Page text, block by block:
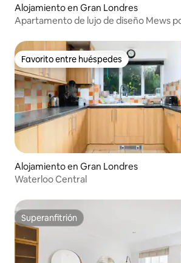
Alojamiento en Gran Londres
Apartamento de lujo de diseño Mews
Favorito entre huéspedes
Favorito entre huéspedes
Alojamiento en Gran Londres
Waterloo Central
Superanfitrión
Superanfitrión